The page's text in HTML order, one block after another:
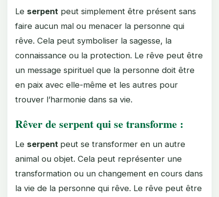
Le serpent peut simplement être présent sans
faire aucun mal ou menacer la personne qui
rêve. Cela peut symboliser la sagesse, la
connaissance ou la protection. Le rêve peut être
un message spirituel que la personne doit être
en paix avec elle-même et les autres pour
trouver l’harmonie dans sa vie.
Rêver de serpent qui se transforme :
Le serpent peut se transformer en un autre
animal ou objet. Cela peut représenter une
transformation ou un changement en cours dans
la vie de la personne qui rêve. Le rêve peut être